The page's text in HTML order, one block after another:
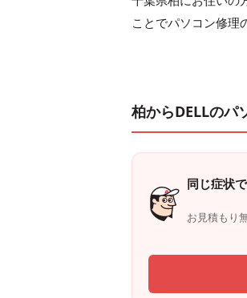
ことでパソコン修理
柏からDELLのパ
同じ症状
お見積もり